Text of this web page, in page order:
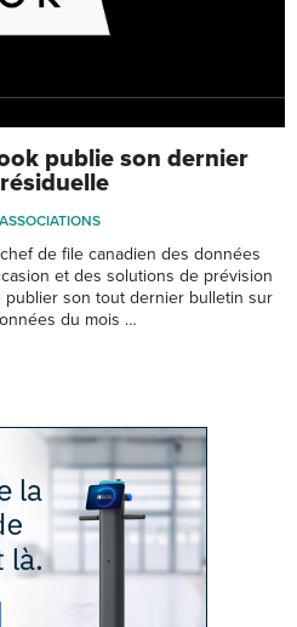
publie son dernier
de file canadien des données
et des solutions de prévision
son tout dernier bulletin sur
du mois …